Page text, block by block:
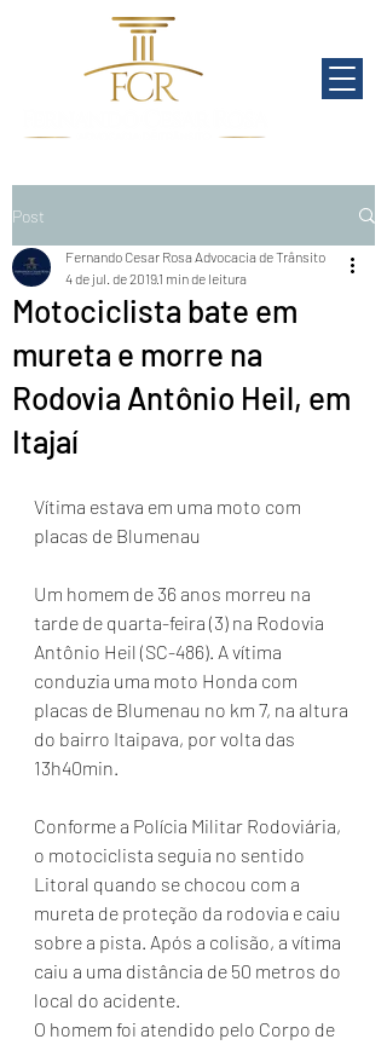
Post
Motociclista bate em
mureta e morre na
Rodovia Antônio Heil, em
Itajaí
Fernando Cesar Rosa Advocacia de Trânsito
4 de jul. de 20191 min de leitura
Vítima estava em uma moto com
placas de Blumenau
Um homem de 36 anos morreu na
tarde de quarta-feira (3) na Rodovia
Antônio Heil (SC-486). A vítima
conduzia uma moto Honda com
placas de Blumenau no km 7, na altura
do bairro Itaipava, por volta das
13h40min.
Conforme a Polícia Militar Rodoviária,
o motociclista seguia no sentido
Litoral quando se chocou com a
mureta de proteção da rodovia e caiu
sobre a pista. Após a colisão, a vítima
caiu a uma distância de 50 metros do
local do acidente.
O homem foi atendido pelo Corpo de